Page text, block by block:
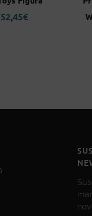
52,45€